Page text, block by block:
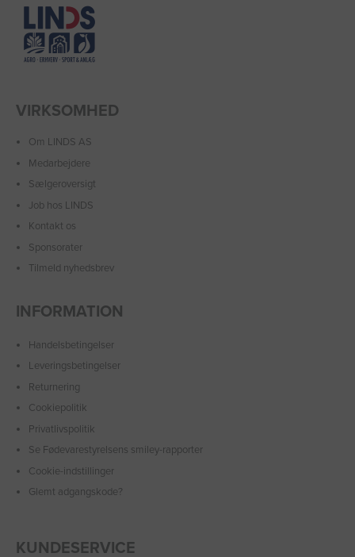
VIRKSOMHED
Om LINDS AS
Medarbejdere
Sælgeroversigt
Job hos LINDS
Kontakt os
Sponsorater
Tilmeld nyhedsbrev
INFORMATION
Handelsbetingelser
Leveringsbetingelser
Returnering
Cookiepolitik
Privatlivspolitik
Se Fødevarestyrelsens smiley-rapporter
Cookie-indstillinger
Glemt adgangskode?
KUNDESERVICE